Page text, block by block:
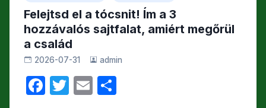
Felejtsd el a tócsnit! Ím a 3
hozzávalós sajtfalat, amiért megőrül
a család
2026-07-31 admin
F
T
E